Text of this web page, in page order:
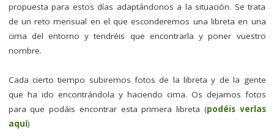
propuesta para estos días adaptándonos a la situación. Se trata
de un reto mensual en el que esconderemos una libreta en una
cima del entorno y tendréis que encontrarla y poner vuestro
nombre.
Cada cierto tiempo subiremos fotos de la libreta y de la gente
que ha ido encontrándola y haciendo cima. Os dejamos fotos
para que podáis encontrar esta primera libreta (podéis verlas
aquí)